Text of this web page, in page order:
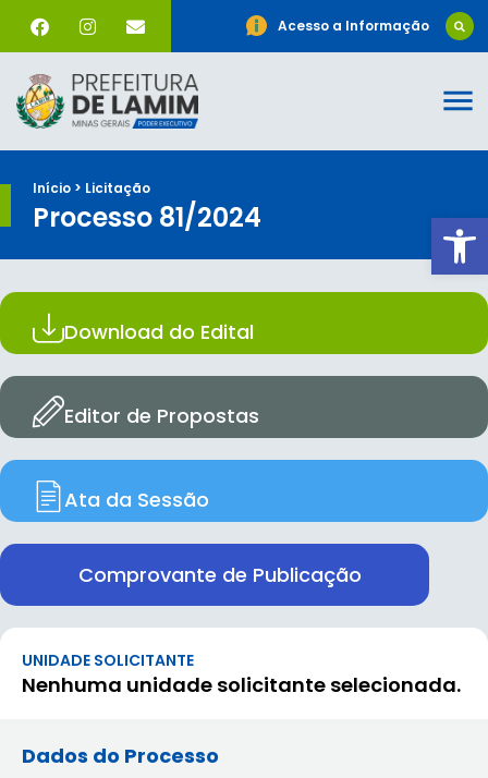
Acesso a Informação
Início > Licitação
Processo 81/2024
Download do Edital
Editor de Propostas
Ata da Sessão
Comprovante de Publicação
UNIDADE SOLICITANTE
Nenhuma unidade solicitante selecionada.
Dados do Processo